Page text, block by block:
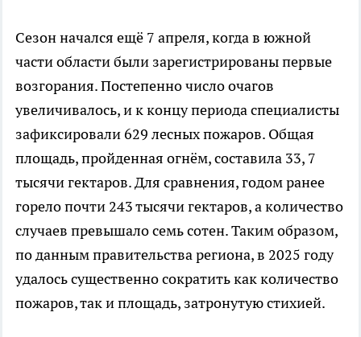
Сезон начался ещё 7 апреля, когда в южной
части области были зарегистрированы первые
возгорания. Постепенно число очагов
увеличивалось, и к концу периода специалисты
зафиксировали 629 лесных пожаров. Общая
площадь, пройденная огнём, составила 33, 7
тысячи гектаров. Для сравнения, годом ранее
горело почти 243 тысячи гектаров, а количество
случаев превышало семь сотен. Таким образом,
по данным правительства региона, в 2025 году
удалось существенно сократить как количество
пожаров, так и площадь, затронутую стихией.